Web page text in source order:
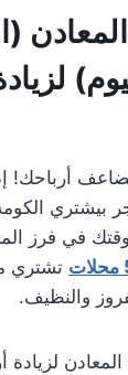
أرباحك!
بيشتري
في فرز
تشتري
والنظيف.
لزيادة